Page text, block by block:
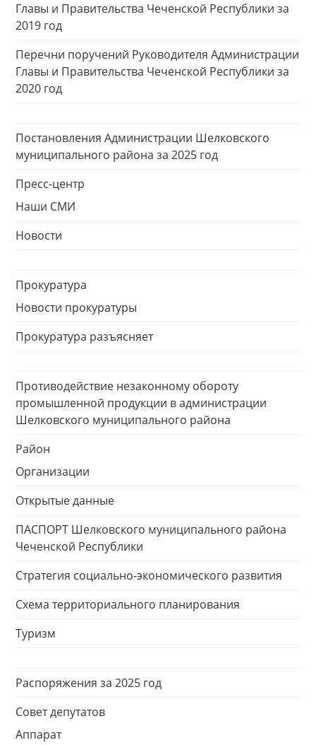
Главы и Правительства Чеченской Республики за
2019 год
Перечни поручений Руководителя Администрации
Главы и Правительства Чеченской Республики за
2020 год
Постановления Администрации Шелковского
муниципального района за 2025 год
Пресс-центр
Наши СМИ
Новости
Прокуратура
Новости прокуратуры
Прокуратура разъясняет
Противодействие незаконному обороту
промышленной продукции в администрации
Шелковского муниципального района
Район
Организации
Открытые данные
ПАСПОРТ Шелковского муниципального района
Чеченской Республики
Стратегия социально-экономического развития
Схема территориального планирования
Туризм
Распоряжения за 2025 год
Совет депутатов
Аппарат